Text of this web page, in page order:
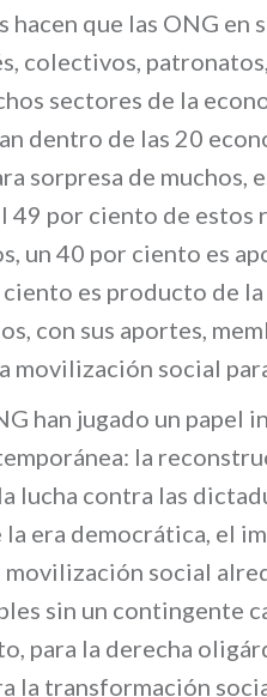
hacen que las ONG en
colectivos,
sectores de la
dentro de las 20
sorpresa de muchos,
49 por ciento de
un 40 por ciento es
es producto de
con sus aportes,
movilización social
han jugado un papel
la
lucha contra las
era democrática, el
movilización social
sin un contingente
para la derecha
la transformación